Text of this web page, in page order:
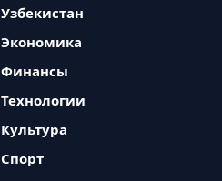
Узбекистан
Экономика
Финансы
Технологии
Культура
Спорт